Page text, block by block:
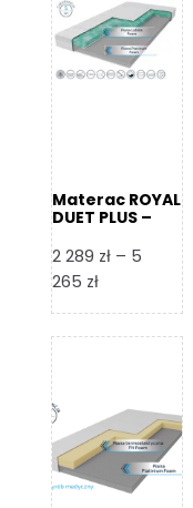
Materac ROYAL
DUET PLUS –
2 289 zł – 5
265 złZakres
od
do
5
265 zł